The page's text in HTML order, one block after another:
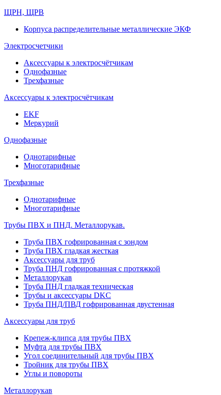
ЩРН, ЩРВ
Корпуса распределительные металлические ЭКФ
Электросчетчики
Аксессуары к электросчётчикам
Однофазные
Трехфазные
Аксессуары к электросчётчикам
EKF
Меркурий
Однофазные
Однотарифные
Многотарифные
Трехфазные
Однотарифные
Многотарифные
Трубы ПВХ и ПНД. Металлорукав.
Труба ПВХ гофрированная с зондом
Труба ПВХ гладкая жесткая
Аксессуары для труб
Труба ПНД гофрированная с протяжкой
Металлорукав
Труба ПНД гладкая техническая
Трубы и аксессуары DKC
Труба ПНД/ПВД гофрированная двустенная
Аксессуары для труб
Крепеж-клипса для трубы ПВХ
Муфта для трубы ПВХ
Угол соединительный для трубы ПВХ
Тройник для трубы ПВХ
Углы и повороты
Металлорукав